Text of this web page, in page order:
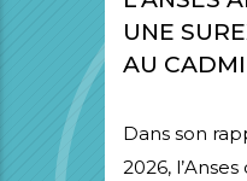
UNE
AU
Dans son
2026,